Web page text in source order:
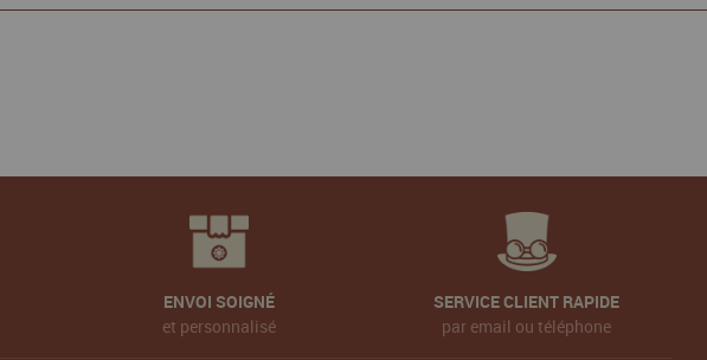
ENVOI SOIGNÉ
et personnalisé
SERVICE CLIENT RAPIDE
par email ou téléphone